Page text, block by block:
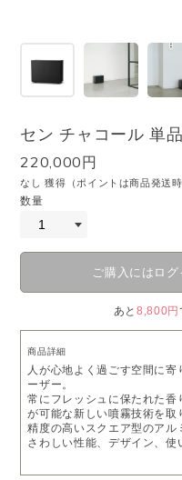
セン チャコール 単
220,000円
なし 獲得（ポイントは商品発送
数量
ご購入にはログ
あと8,800円
商品詳細
人が心地よく過ごす空間に
ーザー。
常にフレッシュに保たれた
が可能な新しい噴霧技術を取
精度の高いスクエア型のア
さわしい性能、デザイン、使
ムラなく均一に広がる、心地